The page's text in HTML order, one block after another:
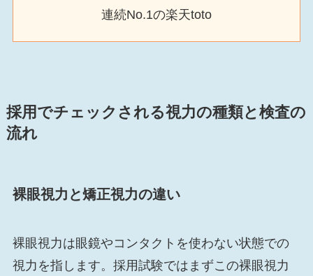
連続No.1の楽天toto
採用でチェックされる視力の種類と検査の
流れ
裸眼視力と矯正視力の違い
裸眼視力は眼鏡やコンタクトを使わない状態での
視力を指します。採用試験ではまずこの裸眼視力